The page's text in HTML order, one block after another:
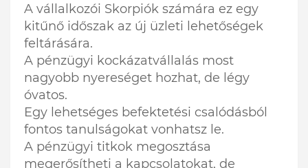
A vállalkozói Skorpiók számára ez egy
kitűnő időszak az új üzleti lehetőségek
feltárására.
A pénzügyi kockázatvállalás most
nagyobb nyereséget hozhat, de légy
óvatos.
Egy lehetséges befektetési csalódásból
fontos tanulságokat vonhatsz le.
A pénzügyi titkok megosztása
megerősítheti a kapcsolatokat, de